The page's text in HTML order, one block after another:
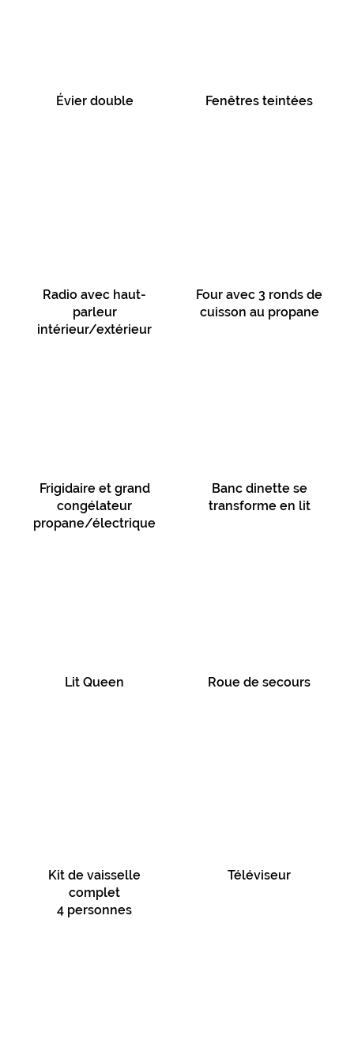
Évier double Fenêtres teintées
Radio avec haut-
parleur
intérieur/extérieur
Four avec 3 ronds de
cuisson au propane
Frigidaire et grand
congélateur
propane/électrique
Banc dinette se
transforme en lit
Lit Queen Roue de secours
Kit de vaisselle
complet
4 personnes
Téléviseur